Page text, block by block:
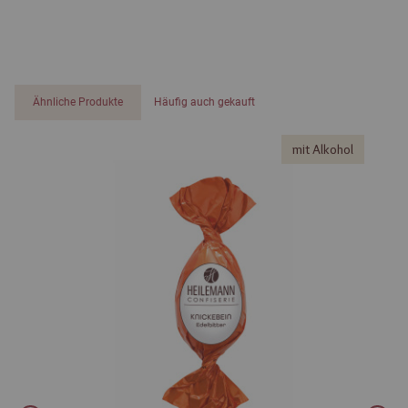
Ähnliche Produkte Häufig auch gekauft
mit Alkohol